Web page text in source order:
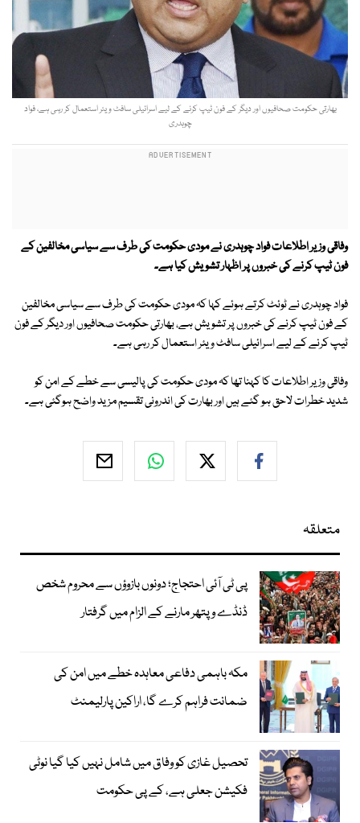
بھارتی حکومت صحافیوں اور دیگر کے فون ٹیپ کرنے کے لیے اسرائیلی سافٹ ویئر استعمال کر رہی ہے، فواد
چوہدری
وفاقی وزیر اطلاعات فواد چوہدری نے مودی حکومت کی طرف سے سیاسی مخالفین کے
فون ٹیپ کرنے کی خبروں پر اظہار تشویش کیا ہے۔
فواد چوہدری نے ٹوئٹ کرتے ہوئے کہا کہ مودی حکومت کی طرف سے سیاسی مخالفین
کے فون ٹیپ کرنے کی خبروں پر تشویش ہے، بھارتی حکومت صحافیوں اور دیگر کے فون
ٹیپ کرنے کے لیے اسرائیلی سافٹ ویئر استعمال کر رہی ہے۔
وفاقی وزیر اطلاعات کا کہنا تھا کہ مودی حکومت کی پالیسی سے خطے کے امن کو
شدید خطرات لاحق ہو گئے ہیں اور بھارت کی اندرونی تقسیم مزید واضح ہوگئی ہے۔
متعلقہ
پی ٹی آئی احتجاج؛ دونوں بازوؤں سے محروم شخص
ڈنڈے و پتھر مارنے کے الزام میں گرفتار
مکہ باہمی دفاعی معاہدہ خطے میں امن کی
ضمانت فراہم کرے گا، اراکین پارلیمنٹ
تحصیل غازی کو وفاق میں شامل نہیں کیا گیا نوٹی
فکیشن جعلی ہے، کے پی حکومت